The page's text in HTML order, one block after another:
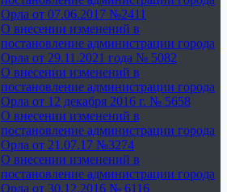
Орла от 07.06.2017 №2411
О внесении изменений в
постановление администрации города
Орла от 29.11.2021 года № 5082
О внесении изменений в
постановление администрации города
Орла от 12 декабря 2016 г. № 5658
О внесении изменений в
постановление администрации города
Орла от 21.07.17 №3274
О внесении изменений в
постановление администрации города
Орла от 30.12.2016 № 6116